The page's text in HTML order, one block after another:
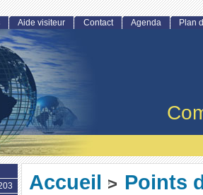
Accueil > Points
Aide visiteur Contact Agenda Plan